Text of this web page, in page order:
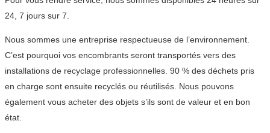
24, 7 jours sur 7.
Nous sommes une entreprise respectueuse de l’environnement.
C’est pourquoi vos encombrants seront transportés vers des
installations de recyclage professionnelles. 90 % des déchets pris
en charge sont ensuite recyclés ou réutilisés. Nous pouvons
également vous acheter des objets s’ils sont de valeur et en bon
état.